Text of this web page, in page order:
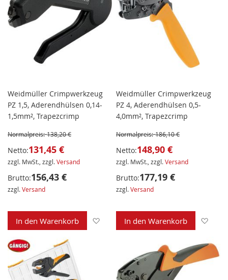
Weidmüller Crimpwerkzeug
PZ 1,5, Aderendhülsen 0,14-
1,5mm², Trapezcrimp
Normalpreis: 138,20 €
Netto:131,45 €
zzgl. MwSt., zzgl.Versand
Brutto:156,43 €
zzgl.Versand
In den Warenkorb Zur Wunschliste hinzufügen
Weidmüller Crimpwerkzeug
PZ 4, Aderendhülsen 0,5-
4,0mm², Trapezcrimp
Normalpreis: 186,10 €
Netto:148,90 €
zzgl. MwSt., zzgl.Versand
Brutto:177,19 €
zzgl.Versand
In den Warenkorb